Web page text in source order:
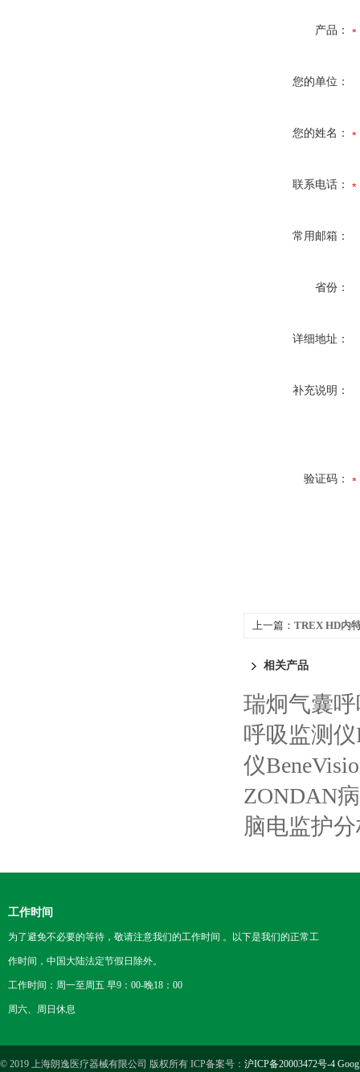
产品：
您的单位：
您的姓名：
联系电话：
常用邮箱：
省份：
详细地址：
补充说明：
验证码：
上一篇： TREX HD内
相关产品
瑞炯气囊
呼吸监测仪
仪
ZONDAN
脑电监护
工作时间
为了避免不必要的等待，敬请注意我们的工作时间 。以下是我们的正常工
作时间，中国大陆法定节假日除外。
工作时间：周一至周五 早9：00-晚18：00
周六、周日休息
© 2019 上海朗逸医疗器械有限公司 版权所有 ICP备案号： 沪ICP备20003472号-4